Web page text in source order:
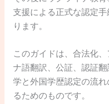
支援による正式な認定
ります。
このガイドは、合法化
ナ語翻訳、公証、認証
学と外国学歴認定の流
るためのものです。